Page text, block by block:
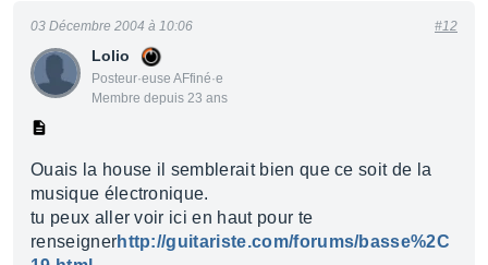
Lolio
Posteur·euse AFfiné·e
Membre depuis 23 ans
03 Décembre 2004 à 10:06 #12
Ouais la house il semblerait bien que ce soit de la
musique électronique.
tu peux aller voir ici en haut pour te
renseignerhttp://guitariste.com/forums/basse%2C